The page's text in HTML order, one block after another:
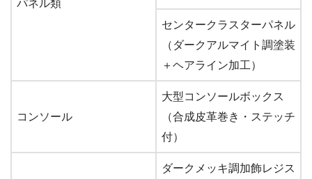
パネル類
センタークラスターパネル
（ダークアルマイト調塗装
＋ヘアライン加工）
コンソール
大型コンソールボックス
（合成皮革巻き・ステッチ
付）
ダークメッキ調加飾レジス